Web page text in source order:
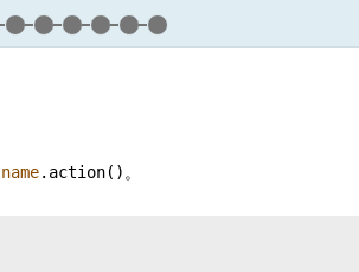
name.action()。